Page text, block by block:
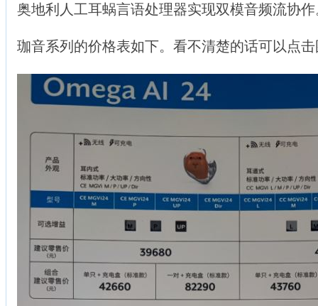
奥地利人工耳蜗言语处理器实现双模音频流协作
珈音系列的价格表如下。看不清楚的话可以点